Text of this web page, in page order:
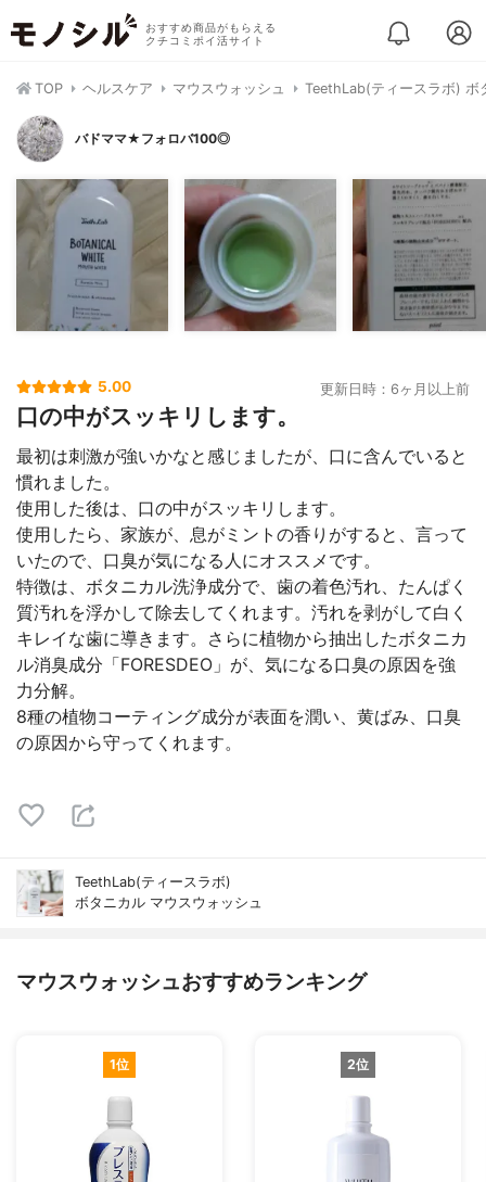
おすすめ商品がもらえる
クチコミポイ活サイト
TOP ヘルスケア マウスウォッシュ TeethLab(ティースラボ) ボ
バドママ★フォロバ100◎
5.00 更新日時：6ヶ月以上前
口の中がスッキリします。
最初は刺激が強いかなと感じましたが、口に含んでいると
慣れました。
使用した後は、口の中がスッキリします。
使用したら、家族が、息がミントの香りがすると、言って
いたので、口臭が気になる人にオススメです。
特徴は、ボタニカル洗浄成分で、歯の着色汚れ、たんぱく
質汚れを浮かして除去してくれます。汚れを剥がして白く
キレイな歯に導きます。さらに植物から抽出したボタニカ
ル消臭成分「FORESDEO」が、気になる口臭の原因を強
力分解。
8種の植物コーティング成分が表面を潤い、黄ばみ、口臭
の原因から守ってくれます。
TeethLab(ティースラボ)
ボタニカル マウスウォッシュ
マウスウォッシュおすすめランキング
1位 2位